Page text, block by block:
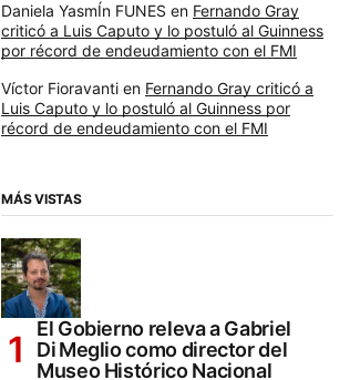
Daniela YasmÍn FUNES en Fernando Gray
criticó a Luis Caputo y lo postuló al Guinness
por récord de endeudamiento con el FMI
Víctor Fioravanti en Fernando Gray criticó a
Luis Caputo y lo postuló al Guinness por
récord de endeudamiento con el FMI
MÁS VISTAS
El Gobierno releva a Gabriel
Di Meglio como director del
Museo Histórico Nacional